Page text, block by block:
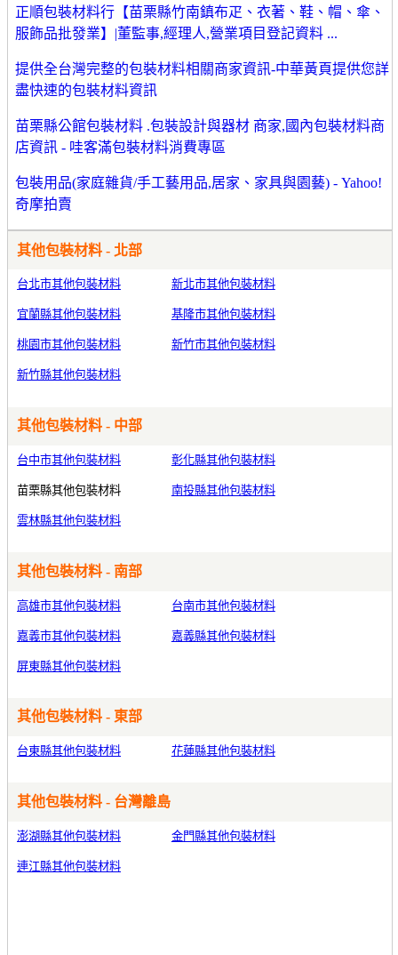
正順包裝材料行【苗栗縣竹南鎮布疋、衣著、鞋、帽、傘、
服飾品批發業】|董監事,經理人,營業項目登記資料 ...
提供全台灣完整的包裝材料相關商家資訊-中華黃頁提供您詳
盡快速的包裝材料資訊
苗栗縣公館包裝材料 .包裝設計與器材 商家,國內包裝材料商
店資訊 - 哇客滿包裝材料消費專區
包裝用品(家庭雜貨/手工藝用品,居家、家具與園藝) - Yahoo!
奇摩拍賣
其他包裝材料 - 北部
台北市其他包裝材料 新北市其他包裝材料
宜蘭縣其他包裝材料 基隆市其他包裝材料
桃園市其他包裝材料 新竹市其他包裝材料
新竹縣其他包裝材料
其他包裝材料 - 中部
台中市其他包裝材料 彰化縣其他包裝材料
苗栗縣其他包裝材料 南投縣其他包裝材料
雲林縣其他包裝材料
其他包裝材料 - 南部
高雄市其他包裝材料 台南市其他包裝材料
嘉義市其他包裝材料 嘉義縣其他包裝材料
屏東縣其他包裝材料
其他包裝材料 - 東部
台東縣其他包裝材料 花蓮縣其他包裝材料
其他包裝材料 - 台灣離島
澎湖縣其他包裝材料 金門縣其他包裝材料
連江縣其他包裝材料